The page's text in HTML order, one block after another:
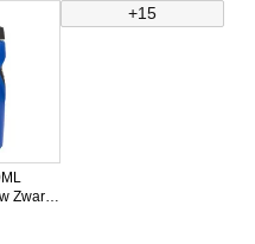
Zwart
+15